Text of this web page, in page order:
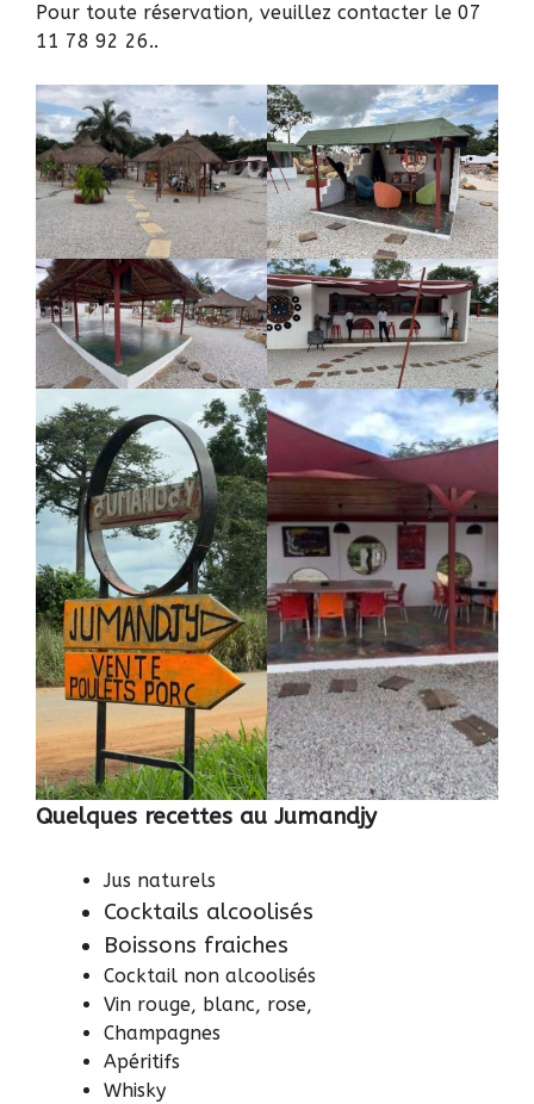
Pour toute réservation, veuillez contacter le 07
11 78 92 26..
Quelques recettes au Jumandjy
Jus naturels
Cocktails alcoolisés
Boissons fraiches
Cocktail non alcoolisés
Vin rouge, blanc, rose,
Champagnes
Apéritifs
Whisky